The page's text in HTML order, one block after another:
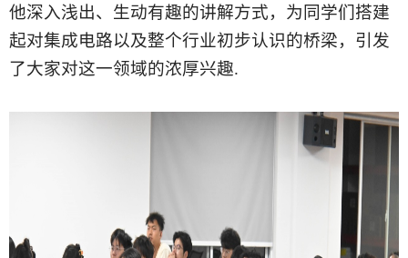
他深入浅出、生动有趣的讲解方式，为同学们搭建
起对集成电路以及整个行业初步认识的桥梁，引发
了大家对这一领域的浓厚兴趣.